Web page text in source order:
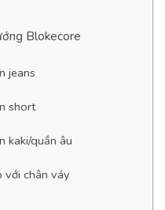
Blokecore
jeans
short
kaki/quần âu
chân váy